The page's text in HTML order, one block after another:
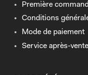
Première
Conditions
Mode de paiement
Service après-vente